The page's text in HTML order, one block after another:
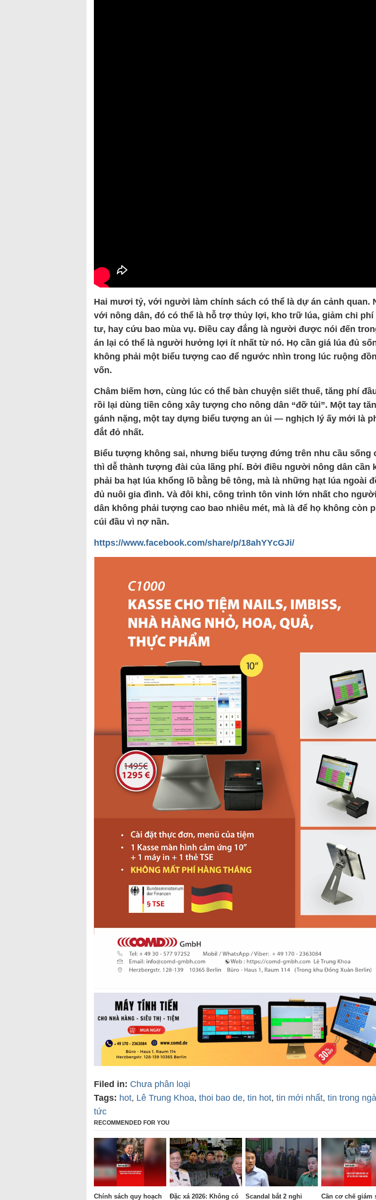
Hai mươi tỷ, với người làm chính sách có thể là dự án cảnh quan.
với nông dân, đó có thể là hỗ trợ thủy lợi, kho trữ lúa, giảm chi phí
tư, hay cứu bao mùa vụ. Điều cay đắng là người được nói đến
án lại có thể là người hưởng lợi ít nhất từ nó. Họ cần giá lúa đủ
không phải một biểu tượng cao để ngước nhìn trong lúc ruộng
vốn.
Châm biếm hơn, cùng lúc có thể bàn chuyện siết thuế, tăng phí
rồi lại dùng tiền công xây tượng cho nông dân “đỡ tủi”. Một tay
gánh nặng, một tay dựng biểu tượng an ủi — nghịch lý ấy mới là
đắt đỏ nhất.
Biểu tượng không sai, nhưng biểu tượng đứng trên nhu cầu sống
thì dễ thành tượng đài của lãng phí. Bởi điều người nông dân cần
phải ba hạt lúa khổng lồ bằng bê tông, mà là những hạt lúa ngoài
đủ nuôi gia đình. Và đôi khi, công trình tôn vinh lớn nhất cho
dân không phải tượng cao bao nhiêu mét, mà là để họ không còn
cúi đầu vì nợ nần.
https://www.facebook.com/share/p/18ahYYcGJi/
Filed in: Chưa phân loại
Tags: hot, Lê Trung Khoa, thoi bao de, tin hot, tin mới nhất, tin trong
tức
RECOMMENDED FOR YOU
Chính sách quy hoạch Đặc xá 2026: Không có Scandal bắt 2 nghi Cần cơ chế giám